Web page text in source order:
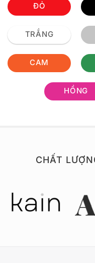
ĐỎ
TRẮNG
CAM
HỒNG
CHẤT